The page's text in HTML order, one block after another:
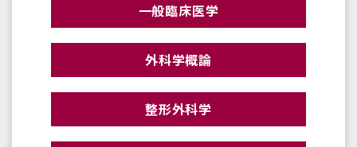
一般臨床医学
外科学概論
整形外科学